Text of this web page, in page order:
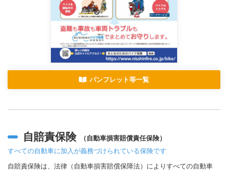
パンフレット等一覧
自賠責保険
（自動車損害賠償責任保険）
すべての自動車に加入が義務づけられている保険です
自賠責保険は、法律（自動車損害賠償保障法）によりすべての自動車